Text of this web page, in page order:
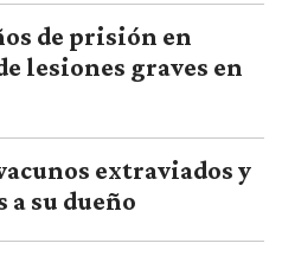
de prisión en
lesiones graves en
extraviados y
su dueño